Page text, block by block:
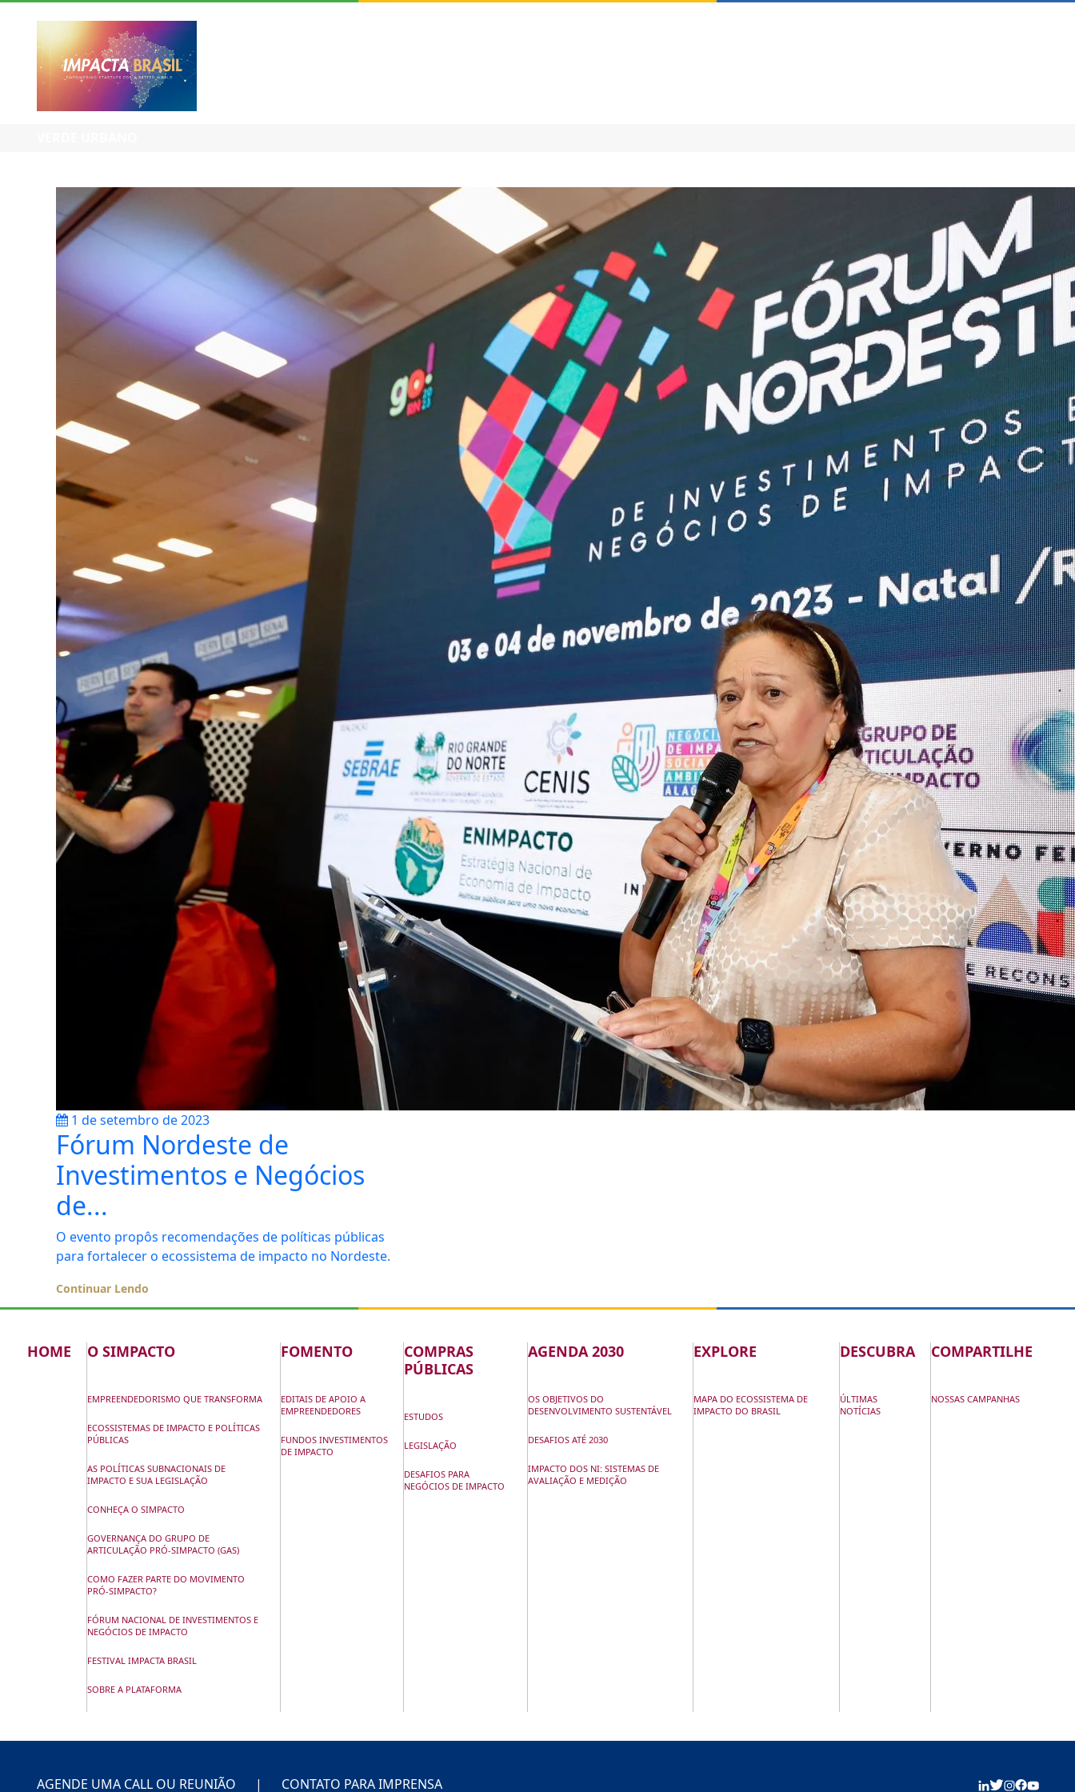
1 de setembro de 2023
Fórum Nordeste de
Investimentos e Negócios
de...
O evento propôs recomendações de políticas públicas
para fortalecer o ecossistema de impacto no Nordeste.
Continuar Lendo
HOME O SIMPACTO
EMPREENDEDORISMO QUE TRANSFORMA
ECOSSISTEMAS DE IMPACTO E POLÍTICAS
PÚBLICAS
AS POLÍTICAS SUBNACIONAIS DE
IMPACTO E SUA LEGISLAÇÃO
CONHEÇA O SIMPACTO
GOVERNANÇA DO GRUPO DE
ARTICULAÇÃO PRÓ-SIMPACTO (GAS)
COMO FAZER PARTE DO MOVIMENTO
PRÓ-SIMPACTO?
FÓRUM NACIONAL DE INVESTIMENTOS E
NEGÓCIOS DE IMPACTO
FESTIVAL IMPACTA BRASIL
SOBRE A PLATAFORMA
FOMENTO
EDITAIS DE APOIO A
EMPREENDEDORES
FUNDOS INVESTIMENTOS
DE IMPACTO
COMPRAS
PÚBLICAS
ESTUDOS
LEGISLAÇÃO
DESAFIOS PARA
NEGÓCIOS DE IMPACTO
AGENDA 2030
OS OBJETIVOS DO
DESENVOLVIMENTO SUSTENTÁVEL
DESAFIOS ATÉ 2030
IMPACTO DOS NI: SISTEMAS DE
AVALIAÇÃO E MEDIÇÃO
EXPLORE
MAPA DO ECOSSISTEMA DE
IMPACTO DO BRASIL
DESCUBRA
ÚLTIMAS
NOTÍCIAS
COMPARTILHE
NOSSAS CAMPANHAS
AGENDE UMA CALL OU REUNIÃO | CONTATO PARA IMPRENSA